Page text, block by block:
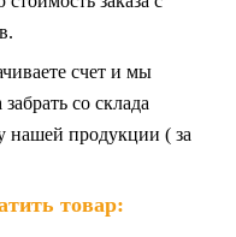
счет и мы
со склада
нашей продукции ( за
товар: